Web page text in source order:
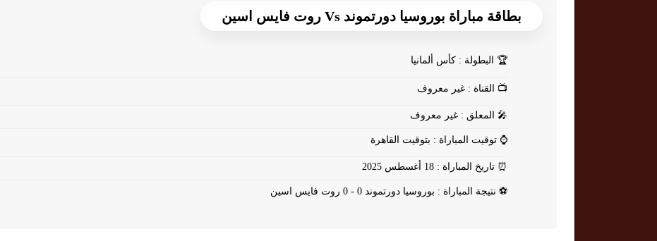
بطاقة مباراة بوروسيا دورتموند Vs روت فايس اسين
🏆 البطولة : كأس ألمانيا
📺 القناة : غير معروف
🎤 المعلق : غير معروف
⌚ توقيت المباراة : بتوقيت القاهرة
⏰ تاريخ المباراة : 18 أغسطس 2025
⚽ نتيجة المباراة : بوروسيا دورتموند 0 - 0 روت فايس اسين